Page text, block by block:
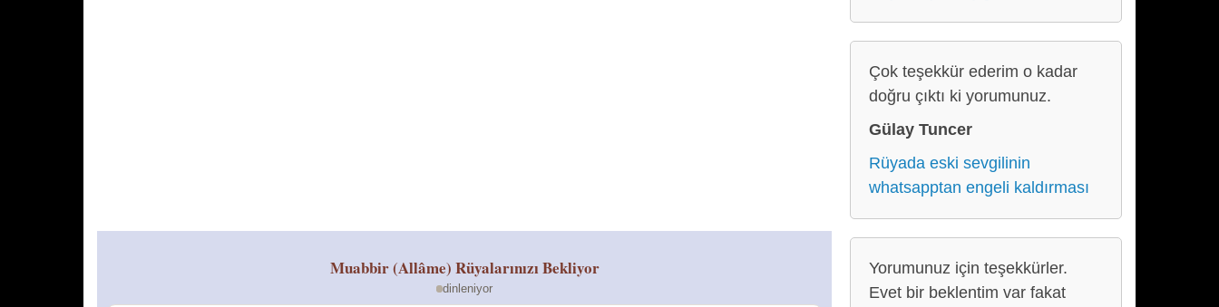
Muabbir (Allâme) Rüyalarınızı Bekliyor
dinleniyor
Çok teşekkür ederim o kadar
doğru çıktı ki yorumunuz.
Gülay Tuncer
Rüyada eski sevgilinin
whatsapptan engeli kaldırması
Yorumunuz için teşekkürler.
Evet bir beklentim var fakat